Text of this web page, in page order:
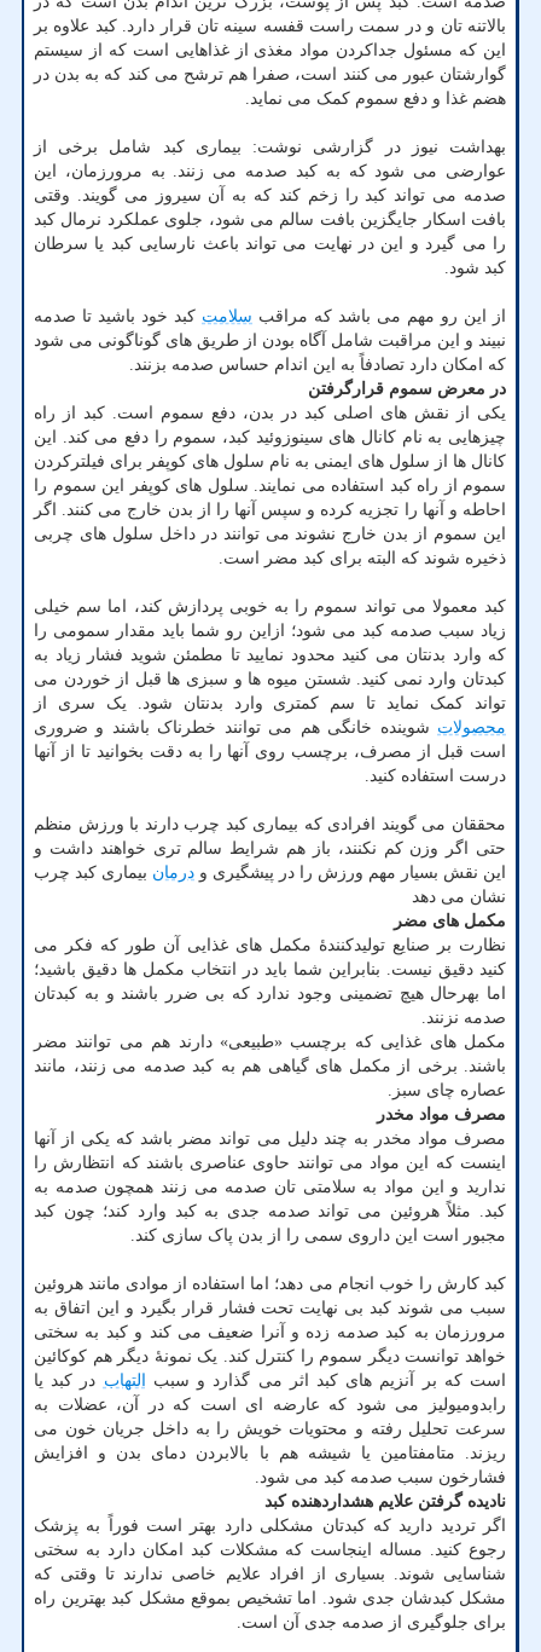
بالاتنه تان و در سمت راست قفسه سینه تان قرار دارد. کبد علاوه بر
این که مسئول جداکردن مواد مغذی از غذاهایی است که از سیستم
گوارشتان عبور می کنند است، صفرا هم ترشح می کند که به بدن در
هضم غذا و دفع سموم کمک می نماید.
بهداشت نیوز در گزارشی نوشت: بیماری کبد شامل برخی از
عوارضی می شود که به کبد صدمه می زنند. به مرورزمان، این
صدمه می تواند کبد را زخم کند که به آن سیروز می گویند. وقتی
بافت اسکار جایگزین بافت سالم می شود، جلوی عملکرد نرمال کبد
را می گیرد و این در نهایت می تواند باعث نارسایی کبد یا سرطان
کبد شود.
از این رو مهم می باشد که مراقب سلامت کبد خود باشید تا صدمه
نبیند و این مراقبت شامل آگاه بودن از طریق های گوناگونی می شود
که امکان دارد تصادفاً به این اندام حساس صدمه بزنند.
در معرض سموم قرارگرفتن
یکی از نقش های اصلی کبد در بدن، دفع سموم است. کبد از راه
چیزهایی به نام کانال های سینوزوئید کبد، سموم را دفع می کند. این
کانال ها از سلول های ایمنی به نام سلول های کوپفر برای فیلترکردن
سموم از راه کبد استفاده می نمایند. سلول های کوپفر این سموم را
احاطه و آنها را تجزیه کرده و سپس آنها را از بدن خارج می کنند. اگر
این سموم از بدن خارج نشوند می توانند در داخل سلول های چربی
ذخیره شوند که البته برای کبد مضر است.
کبد معمولا می تواند سموم را به خوبی پردازش کند، اما سم خیلی
زیاد سبب صدمه کبد می شود؛ ازاین رو شما باید مقدار سمومی را
که وارد بدنتان می کنید محدود نمایید تا مطمئن شوید فشار زیاد به
کبدتان وارد نمی کنید. شستن میوه ها و سبزی ها قبل از خوردن می
تواند کمک نماید تا سم کمتری وارد بدنتان شود. یک سری از
محصولات شوینده خانگی هم می توانند خطرناک باشند و ضروری
است قبل از مصرف، برچسب روی آنها را به دقت بخوانید تا از آنها
درست استفاده کنید.
محققان می گویند افرادی که بیماری کبد چرب دارند با ورزش منظم
حتی اگر وزن کم نکنند، باز هم شرایط سالم تری خواهند داشت و
این نقش بسیار مهم ورزش را در پیشگیری و درمان بیماری کبد چرب
نشان می دهد
مکمل های مضر
نظارت بر صنایع تولیدکنندهٔ مکمل های غذایی آن طور که فکر می
کنید دقیق نیست. بنابراین شما باید در انتخاب مکمل ها دقیق باشید؛
اما بهرحال هیچ تضمینی وجود ندارد که بی ضرر باشند و به کبدتان
صدمه نزنند.
مکمل های غذایی که برچسب «طبیعی» دارند هم می توانند مضر
باشند. برخی از مکمل های گیاهی هم به کبد صدمه می زنند، مانند
عصاره چای سبز.
مصرف مواد مخدر
مصرف مواد مخدر به چند دلیل می تواند مضر باشد که یکی از آنها
اینست که این مواد می توانند حاوی عناصری باشند که انتظارش را
ندارید و این مواد به سلامتی تان صدمه می زنند همچون صدمه به
کبد. مثلاً هروئین می تواند صدمه جدی به کبد وارد کند؛ چون کبد
مجبور است این داروی سمی را از بدن پاک سازی کند.
کبد کارش را خوب انجام می دهد؛ اما استفاده از موادی مانند هروئین
سبب می شوند کبد بی نهایت تحت فشار قرار بگیرد و این اتفاق به
مرورزمان به کبد صدمه زده و آنرا ضعیف می کند و کبد به سختی
خواهد توانست دیگر سموم را کنترل کند. یک نمونهٔ دیگر هم کوکائین
است که بر آنزیم های کبد اثر می گذارد و سبب
التهاب در کبد یا
رابدومیولیز می شود که عارضه ای است که در آن، عضلات به
سرعت تحلیل رفته و محتویات خویش را به داخل جریان خون می
ریزند. متامفتامین یا شیشه هم با بالابردن دمای بدن و افزایش
فشارخون سبب صدمه کبد می شود.
نادیده گرفتن علایم هشداردهنده کبد
اگر تردید دارید که کبدتان مشکلی دارد بهتر است فوراً به پزشک
رجوع کنید. مساله اینجاست که مشکلات کبد امکان دارد به سختی
شناسایی شوند. بسیاری از افراد علایم خاصی ندارند تا وقتی که
مشکل کبدشان جدی شود. اما تشخیص بموقع مشکل کبد بهترین راه
برای جلوگیری از صدمه جدی آن است.